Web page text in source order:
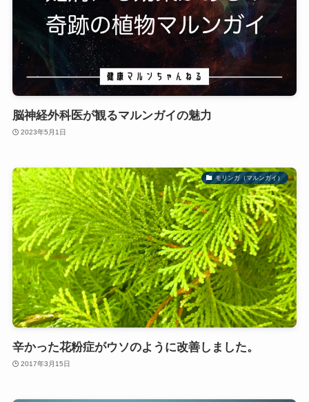
脳神経外科医が観るマルンガイの魅力
2023年5月1日
モリンガ（マルンガイ）
辛かった花粉症がウソのように改善しました。
2017年3月15日